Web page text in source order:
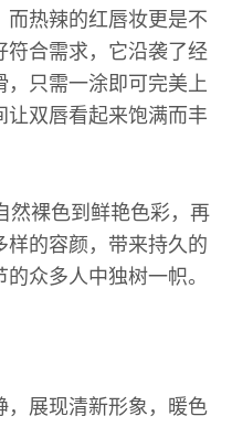
而热辣的红唇妆更是不
符合需求，它沿袭了经
只需一涂即可完美上
让双唇看起来饱满而丰
然裸色到鲜艳色彩，再
样的容颜，带来持久的
众多人中独树一帜。
，展现清新形象，暖色